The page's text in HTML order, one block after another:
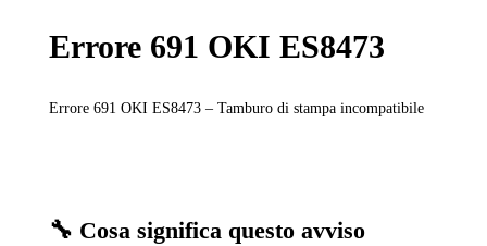
Errore 691 OKI ES8473
Errore 691 OKI ES8473 – Tamburo di stampa incompatibile
🔧 Cosa significa questo avviso